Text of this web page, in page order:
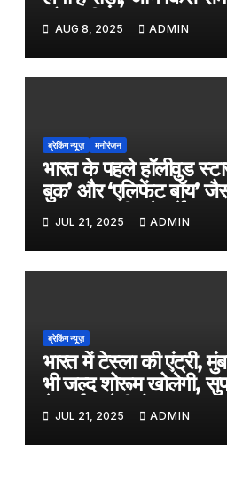
को राखी
AUG 8, 2025 ADMIN
ब्रेकिंग न्यूज़ मनोरंजन
भारत के पहले हॉलीवुड
बुक’ और ‘एलिफेंट बॉय’
काम, जल्द ही बड़े पर्दे पर
JUL 21, 2025 ADMIN
ब्रेकिंग न्यूज़
भारत में टेस्ला की एंट्री,
भी जल्द शोरूम खोलेगी,
नेटवर्क करेगी तैयार
JUL 21, 2025 ADMIN